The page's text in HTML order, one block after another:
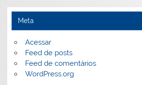
Meta
Acessar
Feed de posts
Feed de comentários
WordPress.org